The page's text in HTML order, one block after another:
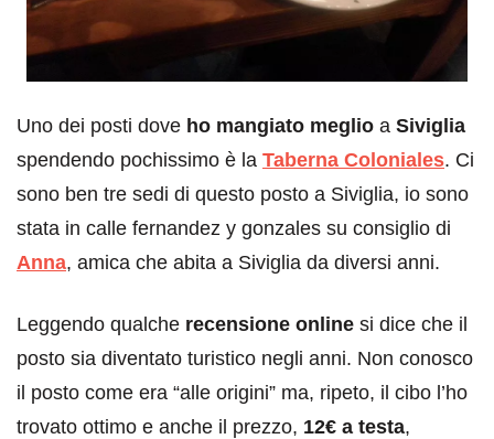
Uno dei posti dove ho mangiato meglio a Siviglia
spendendo pochissimo è la Taberna Coloniales. Ci
sono ben tre sedi di questo posto a Siviglia, io sono
stata in calle fernandez y gonzales su consiglio di
Anna, amica che abita a Siviglia da diversi anni.
Leggendo qualche recensione online si dice che il
posto sia diventato turistico negli anni. Non conosco
il posto come era “alle origini” ma, ripeto, il cibo l’ho
trovato ottimo e anche il prezzo, 12€ a testa,